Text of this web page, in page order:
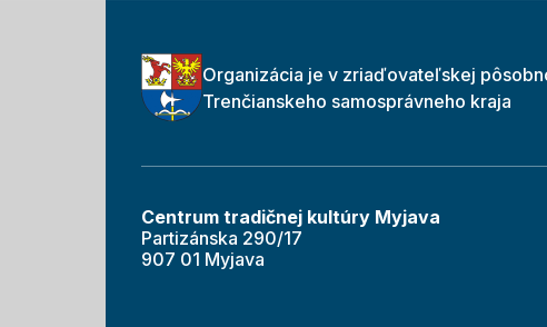
Organizácia je v zriaďovateľskej
Trenčianskeho samosprávneho kraja
Centrum tradičnej kultúry Myjava
Partizánska 290/17
907 01 Myjava